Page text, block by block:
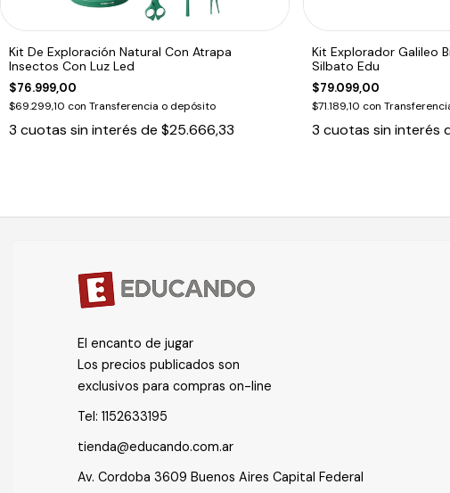
Kit De Exploración Natural Con Atrapa
Insectos Con Luz Led
$76.999,00
$69.299,10 con Transferencia o depósito
3 cuotas sin interés de $25.666,33
Kit Explorador Galileo
Silbato Edu
$79.099,00
$71.189,10 con
3 cuotas sin interés
El encanto de jugar
Los precios publicados son
exclusivos para compras on-line
Tel: 1152633195
tienda@educando.com.ar
Av. Cordoba 3609 Buenos Aires Capital Federal